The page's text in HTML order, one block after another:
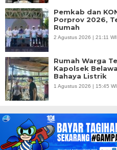
Pemkab dan
Porprov 2026,
Rumah
2 Agustus 2026 | 21:11
Rumah Warga
Kapolsek
Bahaya Listrik
1 Agustus 2026 | 15:45